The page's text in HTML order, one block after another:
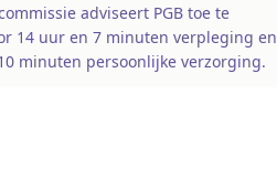
adviseert PGB toe te
14 uur en 7 minuten verpleging en
minuten persoonlijke verzorging.